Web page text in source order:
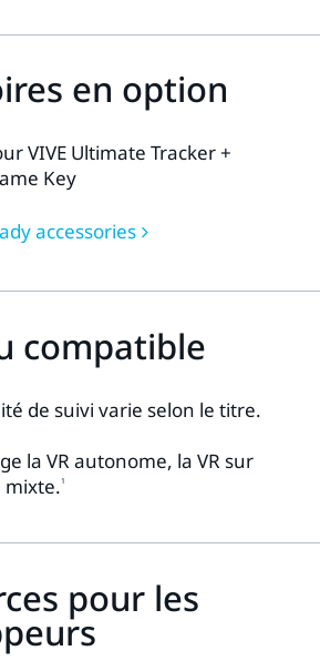
en option
VIVE Ultimate Tracker +
Key
accessories
compatible
de suivi varie selon le titre.
la VR autonome, la VR sur
mixte.1
pour les